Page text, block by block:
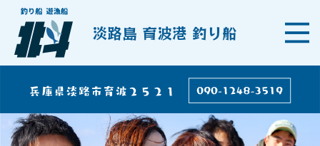
淡路島 育波港 釣り船